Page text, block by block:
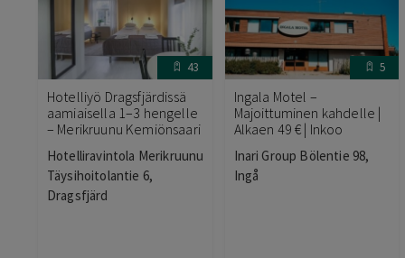
43
Hotelliyö Dragsfjärdissä
aamiaisella 1–3 hengelle
– Merikruunu Kemiönsaari
Hotelliravintola Merikruunu
Täysihoitolantie 6,
Dragsfjärd
5
Ingala Motel –
Majoittuminen kahdelle |
Alkaen 49 € | Inkoo
Inari Group Bölentie 98,
Ingå